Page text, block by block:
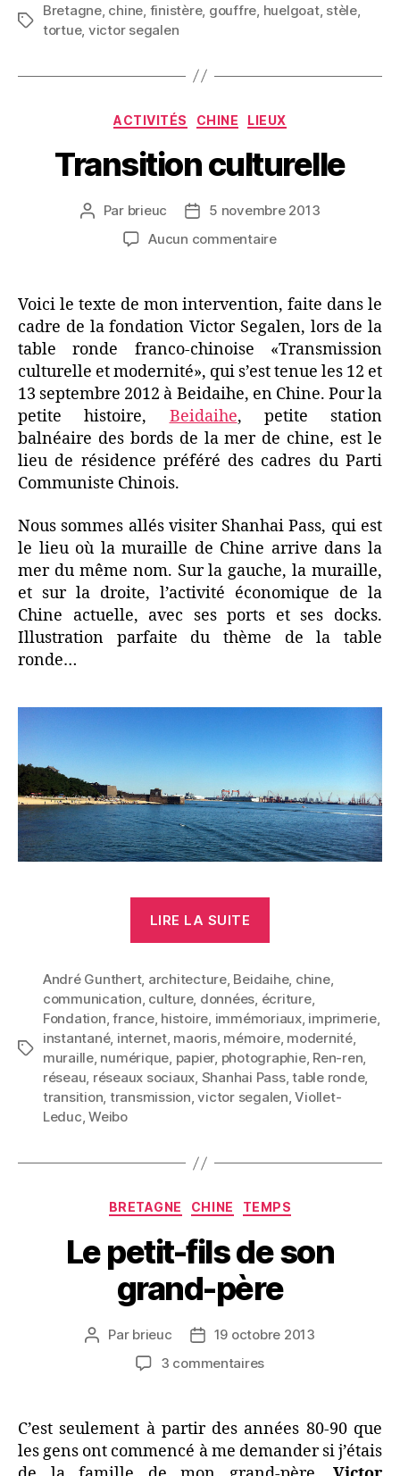
(Huelgoat) »
Étiquettes
Bretagne, chine finistère, gouffre huelgoat, stèle,
tortue, victor segalen
Catégories
ACTIVITÉS CHINE LIEUX
Transition culturelle
Auteur
l’article
Par brieuc
Date5 novembre 2013
Aucun commentairesur
Voici le texte de mon intervention, faite dans le
cadre de la fondation Victor Segalen, lors de la
table ronde franco-chinoise «Transmission
culturelle et modernité», qui s’est tenue les 12 et
13 septembre 2012 à Beidaihe, en Chine. Pour la
petite histoire, Beidaihe, petite station
balnéaire des bords de la mer de chine, est le
lieu de résidence préféré des cadres du Parti
Communiste Chinois.
Nous sommes allés visiter Shanhai Pass, qui est
le lieu où la muraille de Chine arrive dans la
mer du même nom. Sur la gauche, la muraille,
et sur la droite, l’activité économique de la
Chine actuelle, avec ses ports et ses docks.
Illustration parfaite du thème de la table
ronde…
LIRE LA SUITE
Étiquettes
André Gunthert, architecture, Beidaihe, chine,
communication, culture, données, écriture,
Fondation,france, histoire, immémoriaux, imprimerie,
instantané, internet, maoris, mémoire, modernité,
muraille, numérique, papier, photographie, Ren-ren,
réseau, réseaux sociaux, Shanhai Pass,table ronde,
transition, transmission,victor segalen,Viollet-
Leduc,Weibo
Catégories
BRETAGNE CHINE TEMPS
Le petit-fils de son
grand-père
Auteur
Par brieuc
Date19 octobre 2013
3 commentairessur
fils
son
C’est seulement à partir des années 80-90 que
les gens ont commencé à me demander si j’étais